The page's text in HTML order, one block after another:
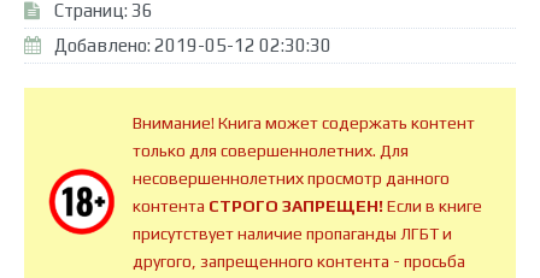
Страниц: 36
Добавлено: 2019-05-12 02:30:30
Внимание! Книга может содержать контент
только для совершеннолетних. Для
несовершеннолетних просмотр данного
контента СТРОГО ЗАПРЕЩЕН!Если в книге
присутствует наличие пропаганды ЛГБТ и
другого, запрещенного контента - просьба